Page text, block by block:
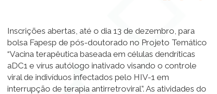
Inscrições abertas, até o dia 13 de dezembro, para
bolsa Fapesp de pós-doutorado no Projeto Temático
“Vacina terapêutica baseada em células dendríticas
aDC1 e vírus autólogo inativado visando o controle
viral de indivíduos infectados pelo HIV-1 em
interrupção de terapia antirretroviral”. As atividades do